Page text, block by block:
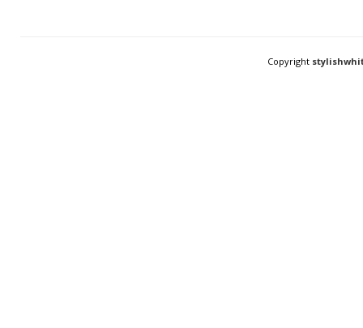
Copyright